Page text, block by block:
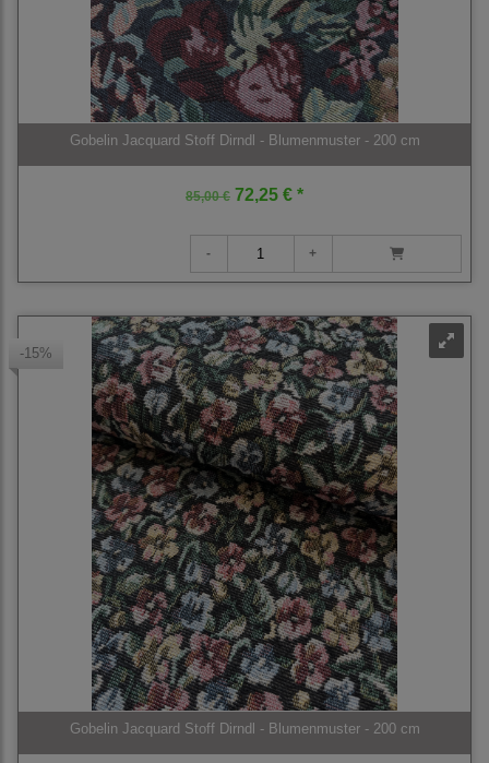
Gobelin Jacquard Stoff Dirndl - Blumenmuster - 200 cm
85,00 € 72,25 € *
-15%
Gobelin Jacquard Stoff Dirndl - Blumenmuster - 200 cm